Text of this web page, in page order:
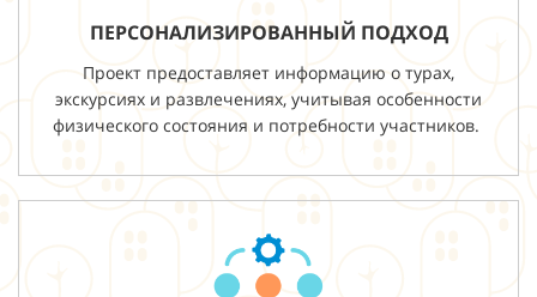
ПЕРСОНАЛИЗИРОВАННЫЙ ПОДХОД
Проект предоставляет информацию о турах,
экскурсиях и развлечениях, учитывая особенности
физического состояния и потребности участников.